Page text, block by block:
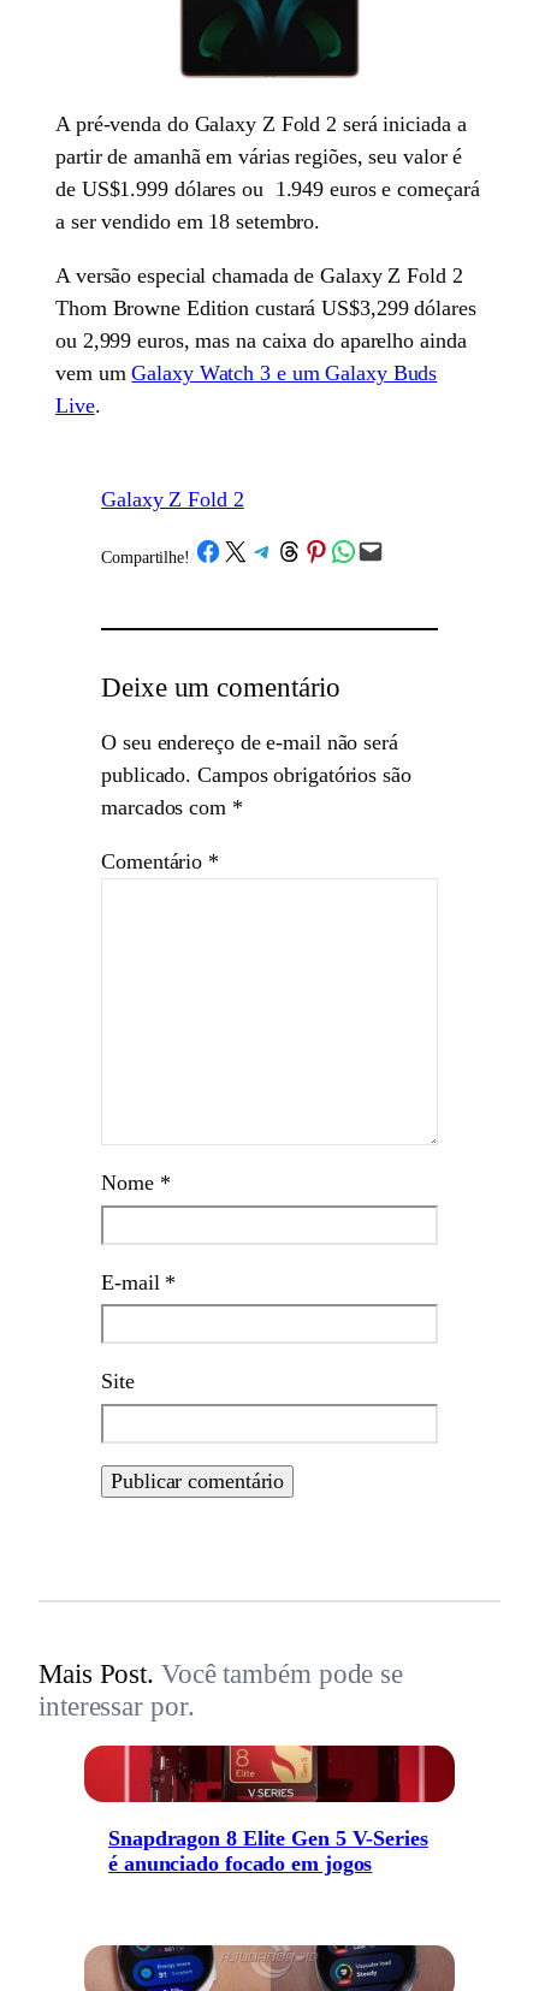
A pré-venda do Galaxy Z Fold 2 será iniciada a
partir de amanhã em várias regiões, seu valor é
de US$1.999 dólares ou 1.949 euros e começará
a ser vendido em 18 setembro.
A versão especial chamada de Galaxy Z Fold 2
Thom Browne Edition custará US$3,299 dólares
ou 2,999 euros, mas na caixa do aparelho ainda
vem umGalaxy Watch 3 e um Galaxy Buds
Live.
Galaxy Z Fold 2
Compartilhe! /Share on Facebook
Share on X Share on Telegram
Share on Threads
Share on Pinterest
Share on WhatsApp
Email this Page
Deixe um comentário
O seu endereço de e-mail não será
publicado. Campos obrigatórios são
marcados com *
Comentário *
Nome *
E-mail *
Site
Mais Post. Você também pode se
interessar por.
Snapdragon 8 Elite Gen 5 V-Series
é anunciado focado em jogos